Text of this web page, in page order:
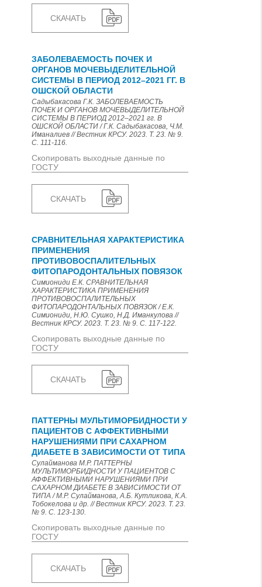
СКАЧАТЬ
ЗАБОЛЕВАЕМОСТЬ ПОЧЕК И
ОРГАНОВ МОЧЕВЫДЕЛИТЕЛЬНОЙ
СИСТЕМЫ В ПЕРИОД 2012–2021 ГГ. В
ОШСКОЙ ОБЛАСТИ
Садыбакасова Г.К. ЗАБОЛЕВАЕМОСТЬ
ПОЧЕК И ОРГАНОВ МОЧЕВЫДЕЛИТЕЛЬНОЙ
СИСТЕМЫ В ПЕРИОД 2012–2021 гг. В
ОШСКОЙ ОБЛАСТИ / Г.К. Садыбакасова, Ч.М.
Иманалиев // Вестник КРСУ. 2023. Т. 23. № 9.
С. 111-116.
Скопировать выходные данные по
ГОСТУ
СКАЧАТЬ
СРАВНИТЕЛЬНАЯ ХАРАКТЕРИСТИКА
ПРИМЕНЕНИЯ
ПРОТИВОВОСПАЛИТЕЛЬНЫХ
ФИТОПАРОДОНТАЛЬНЫХ ПОВЯЗОК
Симиониди Е.К. СРАВНИТЕЛЬНАЯ
ХАРАКТЕРИСТИКА ПРИМЕНЕНИЯ
ПРОТИВОВОСПАЛИТЕЛЬНЫХ
ФИТОПАРОДОНТАЛЬНЫХ ПОВЯЗОК / Е.К.
Симиониди, Н.Ю. Сушко, Н.Д. Иманкулова //
Вестник КРСУ. 2023. Т. 23. № 9. С. 117-122.
Скопировать выходные данные по
ГОСТУ
СКАЧАТЬ
ПАТТЕРНЫ МУЛЬТИМОРБИДНОСТИ У
ПАЦИЕНТОВ С АФФЕКТИВНЫМИ
НАРУШЕНИЯМИ ПРИ САХАРНОМ
ДИАБЕТЕ В ЗАВИСИМОСТИ ОТ ТИПА
Сулайманова М.Р. ПАТТЕРНЫ
МУЛЬТИМОРБИДНОСТИ У ПАЦИЕНТОВ С
АФФЕКТИВНЫМИ НАРУШЕНИЯМИ ПРИ
САХАРНОМ ДИАБЕТЕ В ЗАВИСИМОСТИ ОТ
ТИПА / М.Р. Сулайманова, А.Б. Кутликова, К.А.
Тобокелова и др. // Вестник КРСУ. 2023. Т. 23.
№ 9. С. 123-130.
Скопировать выходные данные по
ГОСТУ
СКАЧАТЬ